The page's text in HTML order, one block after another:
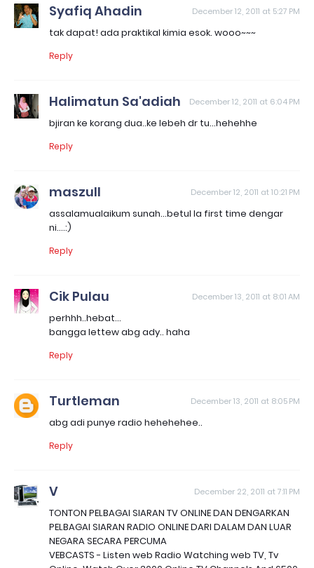
Syafiq Ahadin December 12, 2011 at 5:27 PM
tak dapat! ada praktikal kimia esok. wooo~~~
Reply
Halimatun Sa'adiah December 12, 2011 at 6:04 PM
bjiran ke korang dua..ke lebeh dr tu...hehehhe
Reply
maszull December 12, 2011 at 10:21 PM
assalamualaikum sunah...betul la first time dengar
ni....:)
Reply
Cik Pulau December 13, 2011 at 8:01 AM
perhhh..hebat...
bangga lettew abg ady.. haha
Reply
Turtleman December 13, 2011 at 8:05 PM
abg adi punye radio hehehehee..
Reply
V December 22, 2011 at 7:11 PM
TONTON PELBAGAI SIARAN TV ONLINE DAN DENGARKAN
PELBAGAI SIARAN RADIO ONLINE DARI DALAM DAN LUAR
NEGARA SECARA PERCUMA
VEBCASTS - Listen web Radio Watching web TV, Tv